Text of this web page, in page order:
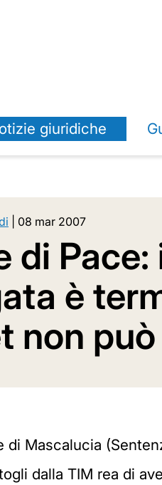
giuridiche
08 mar 2007
di
è
non
di Mascalucia
dalla TIM rea di